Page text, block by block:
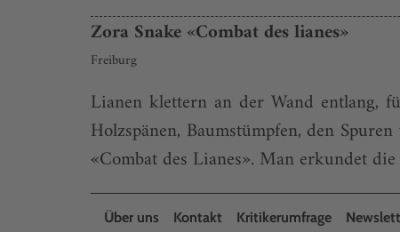
Zora Snake «Combat des lianes»
Freiburg
Lianen klettern an der Wand entlang,
Holzspänen, Baumstümpfen, den
«Combat des Lianes». Man erkundet
Über uns Kontakt Kritikerumfrage